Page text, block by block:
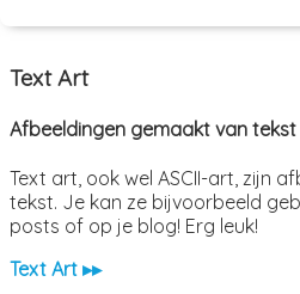
Text Art
Afbeeldingen gemaakt van tekst
Text art, ook wel ASCII-art, zijn
tekst. Je kan ze bijvoorbeeld
posts of op je blog! Erg leuk!
Text Art ▸▸